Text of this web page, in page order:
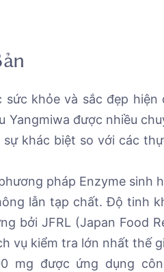
khỏe và sắc đẹp hiện
Yangmiwa được nhiều
khác biệt so với các
pháp Enzyme sinh
lẫn tạp chất. Độ tinh
bởi JFRL (Japan Food
vụ kiểm tra lớn nhất thế
mg được ứng dụng